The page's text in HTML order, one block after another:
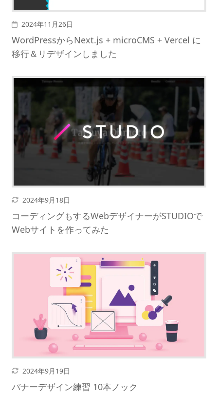
投稿日
2024年11月26日
WordPressからNext.js + microCMS + Vercel に
移行＆リデザインしました
更新日
2024年9月18日
コーディングもするWebデザイナーがSTUDIOで
Webサイトを作ってみた
更新日
2024年9月19日
バナーデザイン練習 10本ノック